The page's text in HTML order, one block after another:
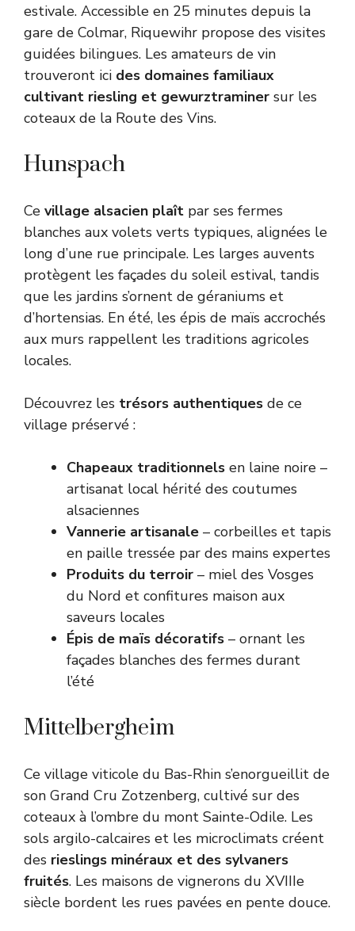
estivale. Accessible en 25 minutes depuis la
gare de Colmar, Riquewihr propose des visites
guidées bilingues. Les amateurs de vin
trouveront ici des domaines familiaux
cultivant riesling et gewurztraminer sur les
coteaux de la Route des Vins.
Hunspach
Ce village alsacien plaît par ses fermes
blanches aux volets verts typiques, alignées le
long d’une rue principale. Les larges auvents
protègent les façades du soleil estival, tandis
que les jardins s’ornent de géraniums et
d’hortensias. En été, les épis de maïs accrochés
aux murs rappellent les traditions agricoles
locales.
Découvrez les trésors authentiques de ce
village préservé :
Chapeaux traditionnels en laine noire –
artisanat local hérité des coutumes
alsaciennes
Vannerie artisanale – corbeilles et tapis
en paille tressée par des mains expertes
Produits du terroir – miel des Vosges
du Nord et confitures maison aux
saveurs locales
Épis de maïs décoratifs – ornant les
façades blanches des fermes durant
l’été
Mittelbergheim
Ce village viticole du Bas-Rhin s’enorgueillit de
son Grand Cru Zotzenberg, cultivé sur des
coteaux à l’ombre du mont Sainte-Odile. Les
sols argilo-calcaires et les microclimats créent
des rieslings minéraux et des sylvaners
fruités. Les maisons de vignerons du XVIIIe
siècle bordent les rues pavées en pente douce.